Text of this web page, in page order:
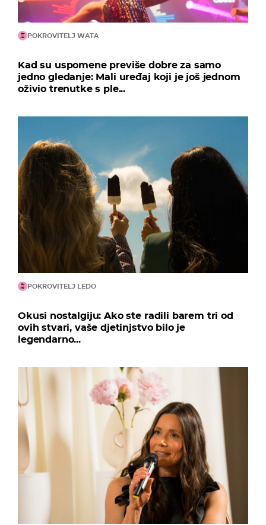
POKROVITELJ WATA
Kad su uspomene previše dobre za samo
jedno gledanje: Mali uređaj koji je još jednom
oživio trenutke s ple...
POKROVITELJ LEDO
Okusi nostalgiju: Ako ste radili barem tri od
ovih stvari, vaše djetinjstvo bilo je
legendarno...